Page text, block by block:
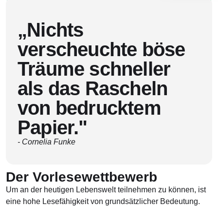
„Nichts
verscheuchte böse
Träume schneller
als das Rascheln
von bedrucktem
Papier."
- Cornelia Funke
Der Vorlesewettbewerb
Um an der heutigen Lebenswelt teilnehmen zu können, ist
eine hohe Lesefähigkeit von grundsätzlicher Bedeutung.